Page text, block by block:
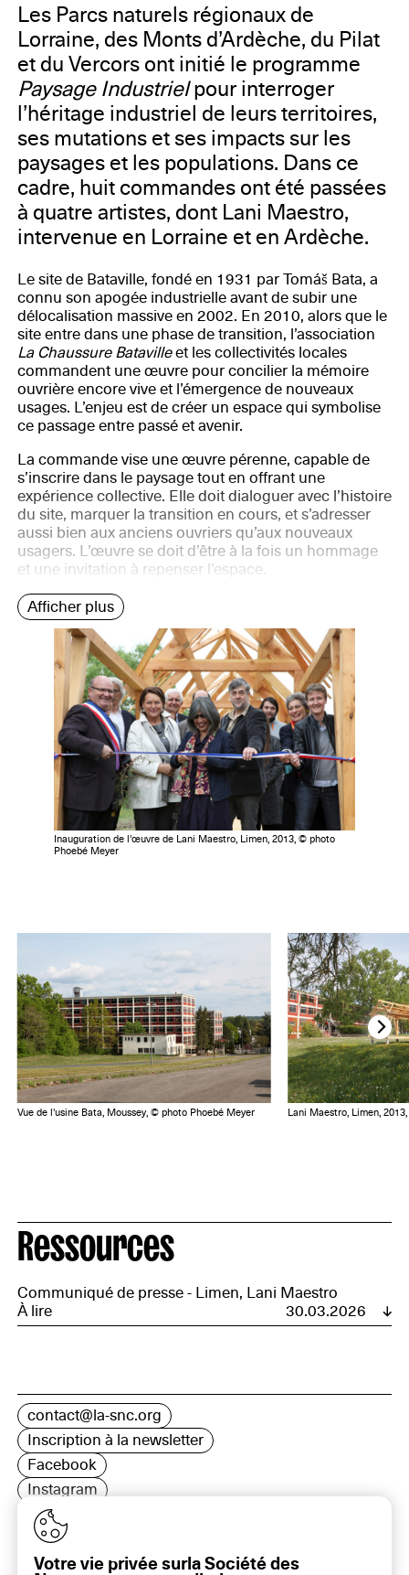
Les Parcs naturels régionaux de
Lorraine, des Monts d’Ardèche, du Pilat
et du Vercors ont initié le programme
Paysage Industrielpour interroger
l’héritage industriel de leurs territoires,
ses mutations et ses impacts sur les
paysages et les populations. Dans ce
cadre, huit commandes ont été passées
à quatre artistes, dont Lani Maestro,
intervenue en Lorraine et en Ardèche.
Le site de Bataville, fondé en 1931 par Tomáš Bata, a
connu son apogée industrielle avant de subir une
délocalisation massive en 2002. En 2010, alors que le
site entre dans une phase de transition, l’association
La Chaussure Batavilleet les collectivités locales
commandent une œuvre pour concilier la mémoire
ouvrière encore vive et l’émergence de nouveaux
usages. L’enjeu est de créer un espace qui symbolise
ce passage entre passé et avenir.
La commande vise une œuvre pérenne, capable de
s’inscrire dans le paysage tout en offrant une
expérience collective. Elle doit dialoguer avec l’histoire
du site, marquer la transition en cours, et s’adresser
aussi bien aux anciens ouvriers qu’aux nouveaux
usagers. L’œuvre se doit d’être à la fois un hommage
et une invitation à repenser l’espace.
Afficher plus
Inauguration de l'œuvre de Lani Maestro, Limen, 2013, © photo
Phoebé Meyer
Vue de l'usine Bata, Moussey, © photo Phoebé Meyer Lani Maestro, Limen,
Ressources
Communiqué de presse - Limen, Lani Maestro
À lire
30.03.2026
contact@la-snc.org
Inscription à la newsletter
Facebook
Instagram
LinkedIn
Votre vie privée surla Société des